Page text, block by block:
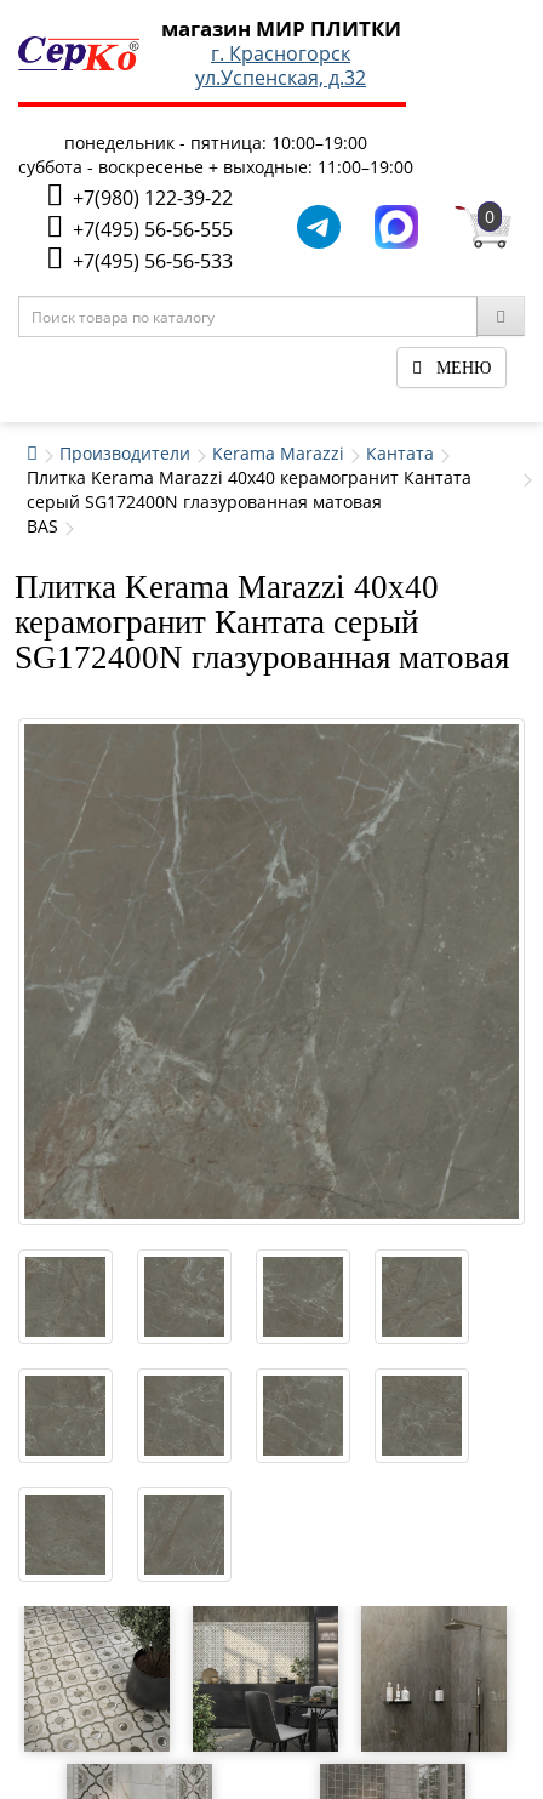
магазин МИР ПЛИТКИ
г. Красногорск
ул.Успенская, д.32
понедельник - пятница: 10:00–19:00
суббота - воскресенье + выходные: 11:00–19:00
+7(980) 122-39-22
+7(495) 56-56-555
+7(495) 56-56-533
0
МЕНЮ
Производители Kerama Marazzi
Кантата
Плитка Kerama Marazzi 40x40 керамогранит Кантата
серый SG172400N глазурованная матовая
BAS
Плитка Kerama Marazzi 40x40
керамогранит Кантата серый
SG172400N глазурованная матовая